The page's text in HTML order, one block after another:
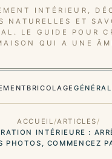
INTÉRIEUR,
NATURELLES ET
LE GUIDE POUR
QUI A UNE
BRICOLAGE
ACCUEIL
ARTICLES
INTÉRIEURE :
PHOTOS, COMMENCEZ